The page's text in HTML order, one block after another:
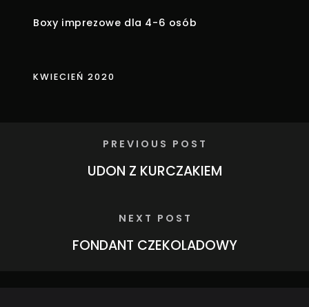
Boxy imprezowe dla 4-6 osób
KWIECIEŃ 2020
PREVIOUS POST
UDON Z KURCZAKIEM
NEXT POST
FONDANT CZEKOLADOWY